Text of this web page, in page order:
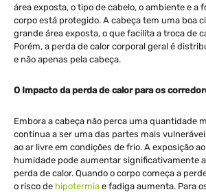
área exposta, o tipo de cabelo, o ambiente e a
corpo está protegido. A cabeça tem uma boa
grande área exposta, o que facilita a troca de
Porém, a perda de calor corporal geral é
e não apenas pela cabeça.
O Impacto da perda de calor para os
Embora a cabeça não perca uma quantidade
continua a ser uma das partes mais
ao ar livre em condições de frio. A exposição
humidade pode aumentar significativamente
perda de calor. Quando o corpo começa a
o risco de hipotermia e fadiga aumenta. Para